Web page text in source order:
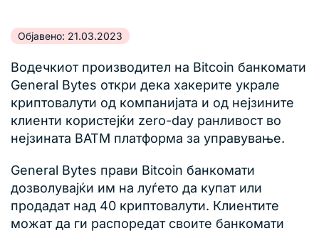
Објавено: 21.03.2023
Водечкиот производител на Bitcoin банкомати
General Bytes откри дека хакерите украле
криптовалути од компанијата и од нејзините
клиенти користејќи zero-day ранливост во
нејзината BATM платформа за управување.
General Bytes прави Bitcoin банкомати
дозволувајќи им на луѓето да купат или
продадат над 40 криптовалути. Клиентите
можат да ги распоредат своите банкомати